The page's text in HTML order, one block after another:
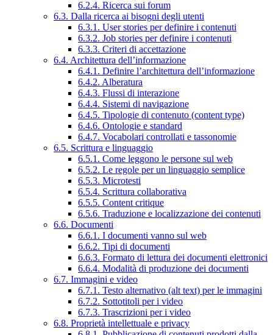
6.2.4. Ricerca sui forum
6.3. Dalla ricerca ai bisogni degli utenti
6.3.1. User stories per definire i contenuti
6.3.2. Job stories per definire i contenuti
6.3.3. Criteri di accettazione
6.4. Architettura dell’informazione
6.4.1. Definire l’architettura dell’informazione
6.4.2. Alberatura
6.4.3. Flussi di interazione
6.4.4. Sistemi di navigazione
6.4.5. Tipologie di contenuto (content type)
6.4.6. Ontologie e standard
6.4.7. Vocabolari controllati e tassonomie
6.5. Scrittura e linguaggio
6.5.1. Come leggono le persone sul web
6.5.2. Le regole per un linguaggio semplice
6.5.3. Microtesti
6.5.4. Scrittura collaborativa
6.5.5. Content critique
6.5.6. Traduzione e localizzazione dei contenuti
6.6. Documenti
6.6.1. I documenti vanno sul web
6.6.2. Tipi di documenti
6.6.3. Formato di lettura dei documenti elettronici
6.6.4. Modalità di produzione dei documenti
6.7. Immagini e video
6.7.1. Testo alternativo (alt text) per le immagini
6.7.2. Sottotitoli per i video
6.7.3. Trascrizioni per i video
6.8. Proprietà intellettuale e privacy